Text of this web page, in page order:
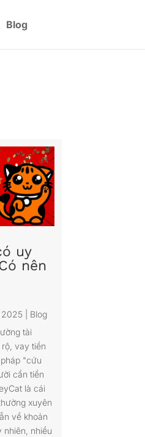
Blog
uy
nên
2025
Blog
tài
vay tiền
"cứu
cần tiền
là cái
xuyên
về khoản
nhiên, nhiều